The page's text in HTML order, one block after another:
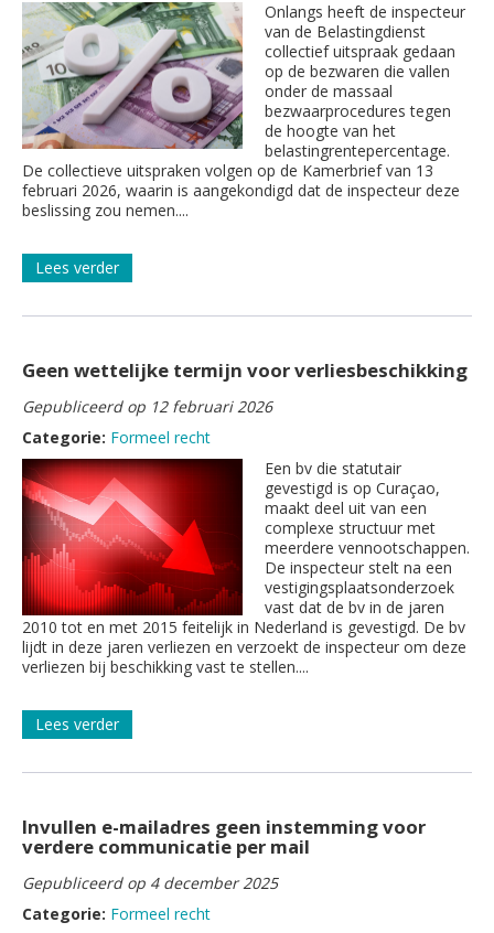
Onlangs heeft de inspecteur
van de Belastingdienst
collectief uitspraak gedaan
op de bezwaren die vallen
onder de massaal
bezwaarprocedures tegen
de hoogte van het
belastingrentepercentage.
De collectieve uitspraken volgen op de Kamerbrief van 13
februari 2026, waarin is aangekondigd dat de inspecteur deze
beslissing zou nemen....
Lees verder
Geen wettelijke termijn voor verliesbeschikking
Gepubliceerd op 12 februari 2026
Categorie: Formeel recht
Een bv die statutair
gevestigd is op Curaçao,
maakt deel uit van een
complexe structuur met
meerdere vennootschappen.
De inspecteur stelt na een
vestigingsplaatsonderzoek
vast dat de bv in de jaren
2010 tot en met 2015 feitelijk in Nederland is gevestigd. De bv
lijdt in deze jaren verliezen en verzoekt de inspecteur om deze
verliezen bij beschikking vast te stellen....
Lees verder
Invullen e-mailadres geen instemming voor
verdere communicatie per mail
Gepubliceerd op 4 december 2025
Categorie: Formeel recht